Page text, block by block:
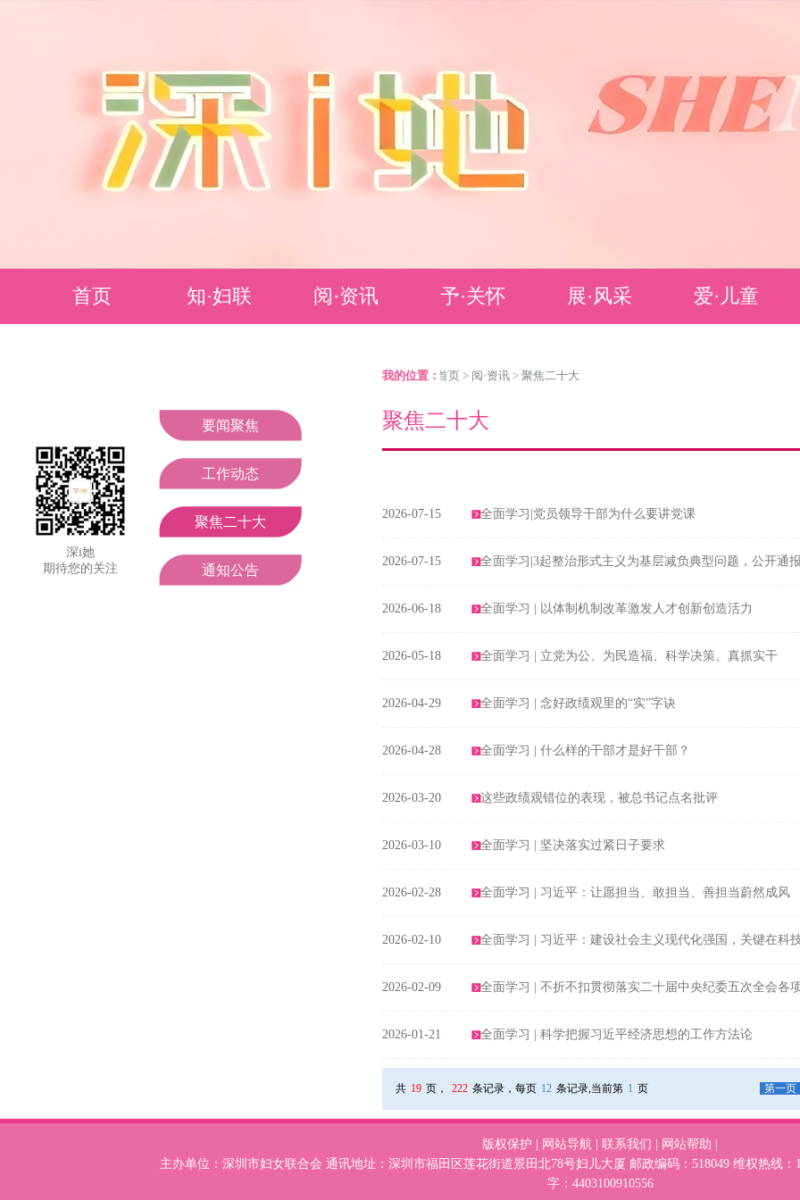
深i她
期待您的关注
首页 知·妇联
妇联领导
组织机构
部门职责
阅·资讯 予·关怀
维权之窗
乐享生活
展·风采 爱·儿童
要闻聚焦
工作动态
聚焦二十大
通知公告
我的位置：
> 首页 > 阅·资讯 > 聚焦二十大
聚焦二十大
2026-07-15 全面学习|党员领导干部为什么要讲党课
2026-07-15 全面学习|3起整治形式主义为基层减负典型问题，公开通报
2026-06-18 全面学习 | 以体制机制改革激发人才创新创造活力
2026-05-18 全面学习 | 立党为公、为民造福、科学决策、真抓实干
2026-04-29 全面学习 | 念好政绩观里的“实”字诀
2026-04-28 全面学习 | 什么样的干部才是好干部？
2026-03-20 这些政绩观错位的表现，被总书记点名批评
2026-03-10 全面学习 | 坚决落实过紧日子要求
2026-02-28 全面学习 | 习近平：让愿担当、敢担当、善担当蔚然成风
2026-02-10 全面学习 | 习近平：建设社会主义现代化强国，关键在科
2026-02-09 全面学习 | 不折不扣贯彻落实二十届中央纪委五次全会各
2026-01-21 全面学习 | 科学把握习近平经济思想的工作方法论
共 19 页， 222 条记录，每页 12 条记录,当前第 1 页 第一页
版权保护 网站导航 联系我们 网站帮助
主办单位：深圳市妇女联合会 通讯地址：深圳市福田区莲花街道景田北78号妇儿大厦 邮政编码：518049 维权热线：
字：4403100910556